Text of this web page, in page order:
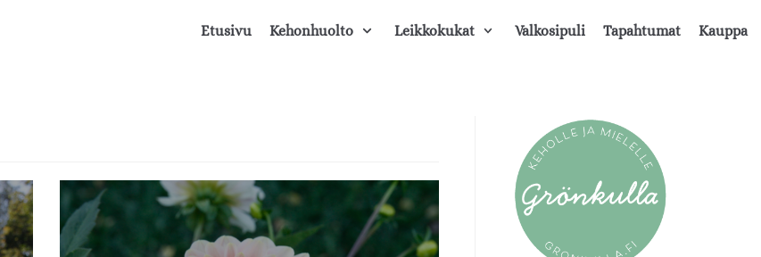
Etusivu Kehonhuolto Leikkokukat Valkosipuli Tapahtumat Kauppa